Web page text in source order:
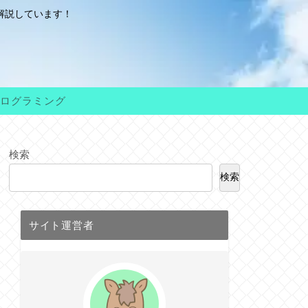
しています！
グラミング
検索
検索
サイト運営者